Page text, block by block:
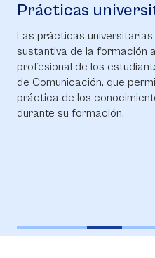
Prácticas
Las prácticas universitarias
sustantiva de la formación
profesional de los
de Comunicación, que
práctica de los
durante su formación.